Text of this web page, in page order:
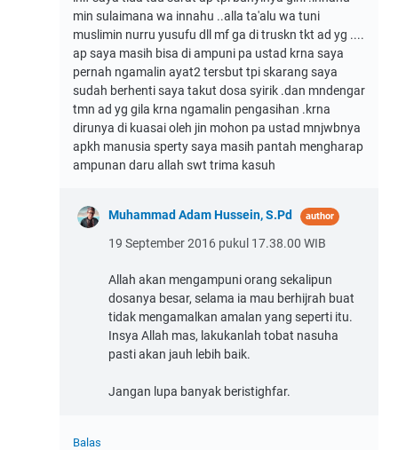
min sulaimana wa innahu ..alla ta'alu wa tuni
muslimin nurru yusufu dll mf ga di truskn tkt ad yg ....
ap saya masih bisa di ampuni pa ustad krna saya
pernah ngamalin ayat2 tersbut tpi skarang saya
sudah berhenti saya takut dosa syirik .dan mndengar
tmn ad yg gila krna ngamalin pengasihan .krna
dirunya di kuasai oleh jin mohon pa ustad mnjwbnya
apkh manusia sperty saya masih pantah mengharap
ampunan daru allah swt trima kasuh
Muhammad Adam Hussein, S.Pd
19 September 2016 pukul 17.38.00 WIB
Allah akan mengampuni orang sekalipun
dosanya besar, selama ia mau berhijrah buat
tidak mengamalkan amalan yang seperti itu.
Insya Allah mas, lakukanlah tobat nasuha
pasti akan jauh lebih baik.
Jangan lupa banyak beristighfar.
Balas